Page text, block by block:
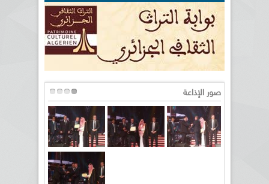
صور الإذاعة